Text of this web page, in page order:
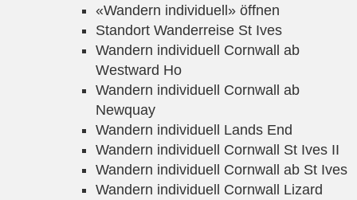
«Wandern individuell» öffnen
Standort Wanderreise St Ives
Wandern individuell Cornwall ab
Westward Ho
Wandern individuell Cornwall ab
Newquay
Wandern individuell Lands End
Wandern individuell Cornwall St Ives II
Wandern individuell Cornwall ab St Ives
Wandern individuell Cornwall Lizard